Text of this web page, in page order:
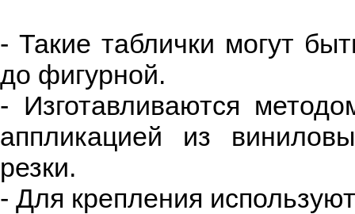
- Такие таблички могут
до фигурной.
- Изготавливаются
аппликацией из
резки.
- Для крепления